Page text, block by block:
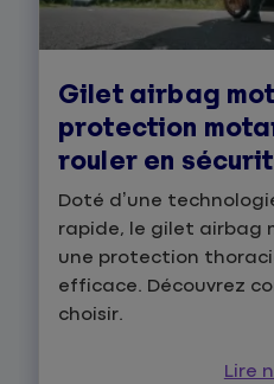
Gilet airbag
protection
rouler en
Doté d’une
rapide, le gilet airbag
une protection
efficace. Découvrez
choisir.
Lire